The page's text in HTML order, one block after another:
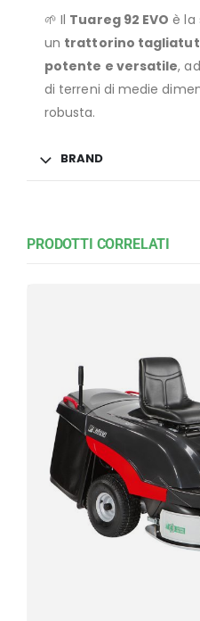
🌱 Il Tuareg 92 EVO è la
un trattorino
potente e versatile,
di terreni di medie
robusta.
BRAND
PRODOTTI CORRELATI